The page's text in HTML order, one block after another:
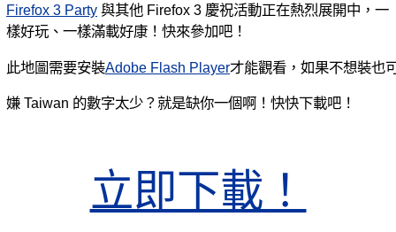
Firefox 3 Party 與其他 Firefox 3 慶祝活動正在熱烈展開中，一
樣好玩、一樣滿載好康！快來參加吧！
此地圖需要安裝Adobe Flash Player才能觀看，如果不想裝也
嫌 Taiwan 的數字太少？就是缺你一個啊！快快下載吧！
立即下載！